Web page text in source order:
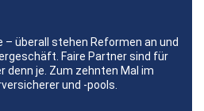
– überall stehen Reformen an und
Faire Partner sind für
denn je. Zum zehnten Mal im
und -pools.